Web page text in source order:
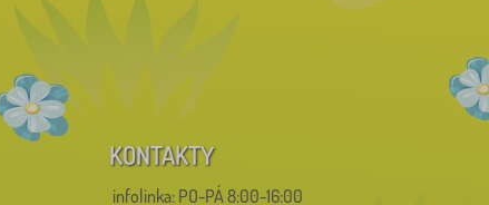
KONTAKTY
infolinka: PO-PÁ 8:00-16:00